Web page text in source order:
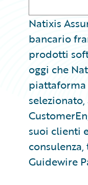
​Natixis
bancario
prodotti
oggi che
piattaforma
suoi clienti
Guidewire